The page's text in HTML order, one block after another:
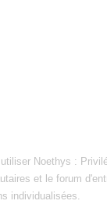
Noethys :
et le forum
individualisées.